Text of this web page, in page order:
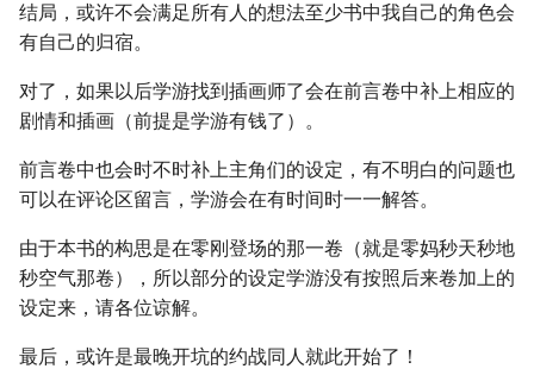
结局，或许不会满足所有人的想法至少书中我自己的角色会
有自己的归宿。
对了，如果以后学游找到插画师了会在前言卷中补上相应的
剧情和插画（前提是学游有钱了）。
前言卷中也会时不时补上主角们的设定，有不明白的问题也
可以在评论区留言，学游会在有时间时一一解答。
由于本书的构思是在零刚登场的那一卷（就是零妈秒天秒地
秒空气那卷），所以部分的设定学游没有按照后来卷加上的
设定来，请各位谅解。
最后，或许是最晚开坑的约战同人就此开始了！